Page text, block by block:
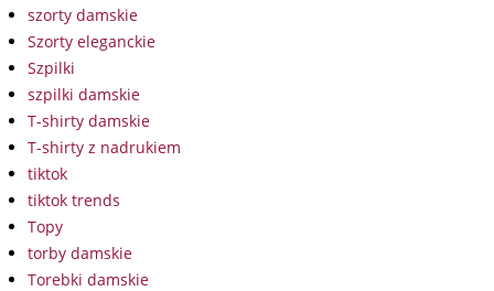
szorty damskie
Szorty eleganckie
Szpilki
szpilki damskie
T-shirty damskie
T-shirty z nadrukiem
tiktok
tiktok trends
Topy
torby damskie
Torebki damskie